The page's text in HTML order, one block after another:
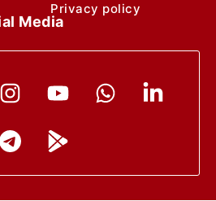
Privacy policy
Media